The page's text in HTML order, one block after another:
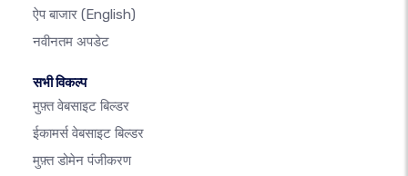
ऐप बाजार (English)
नवीनतम अपडेट
सभी विकल्प
मुफ़्त वेबसाइट बिल्डर
ईकामर्स वेबसाइट बिल्डर
मुफ़्त डोमेन पंजीकरण